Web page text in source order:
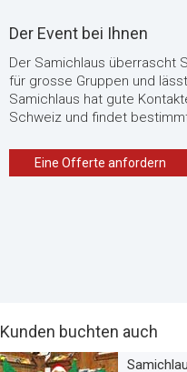
Der Event bei Ihnen
Der Samichlaus überrascht
für grosse Gruppen und
Samichlaus hat gute
Schweiz und findet
Eine Offerte anfordern
Kunden buchten auch